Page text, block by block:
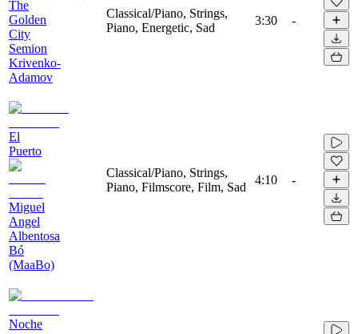
The
Golden
City
Semion
Krivenko-
Adamov
Classical/Piano, Strings,
Piano, Energetic, Sad
3:30 -
El
Puerto
Miguel
Angel
Albentosa
Bó
(MaaBo)
Classical/Piano, Strings,
Piano, Filmscore, Film, Sad
4:10 -
Noche